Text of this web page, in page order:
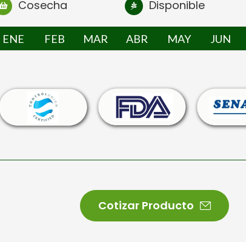
Cosecha Disponible
ENE FEB MAR ABR MAY JUN
Cotizar Producto